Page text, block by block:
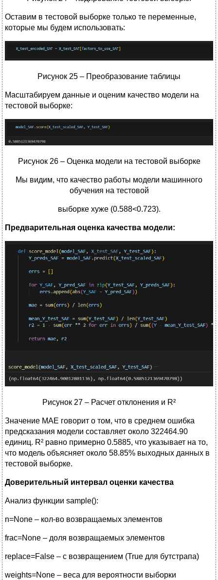
Оставим в тестовой выборке только те переменные,
которые мы будем использовать:
Рисунок 25 – Преобразование таблицы
Масштабируем данные и оценим качество модели на
тестовой выборке:
Рисунок 26 – Оценка модели на тестовой выборке
Мы видим, что качество работы модели машинного
обучения на тестовой
выборке хуже (0.588<0.723).
Предварительная оценка качества модели:
Рисунок 27 – Расчет отклонения и R²
Значение MAE говорит о том, что в среднем ошибка
предсказания модели составляет около 322464.90
единиц. R² равно примерно 0.5885, что указывает на то,
что модель объясняет около 58.85% выходных данных в
тестовой выборке.
Доверительный интервал оценки качества
Анализ функции sample():
n=None – кол-во возвращаемых элементов
frac=None – доля возвращаемых элементов
replace=False – с возвращением (True для бутстрапа)
weights=None – веса для вероятности выборки